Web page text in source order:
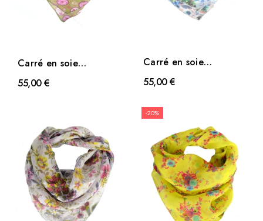
Carré en soie
Scandinave vert
55,00 €
Carré en soie
Romantique bleu
55,00 €
-20%